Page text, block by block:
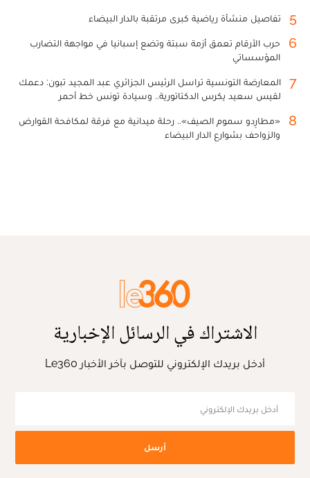
5 تفاصيل منشأة رياضية كبرى مرتقبة بالدار البيضاء
6
حرب الأرقام تعمق أزمة سبتة وتضع إسبانيا في مواجهة التضارب
المؤسساتي
7
المعارضة التونسية تراسل الرئيس الجزائري عبد المجيد تبون: دعمك
لقيس سعيد يكرس الدكتاتورية.. وسيادة تونس خط أحمر
8
«مطارِدو سموم الصيف».. رحلة ميدانية مع فرقة لمكافحة القوارض
والزواحف بشوارع الدار البيضاء
الاشتراك في الرسائل الإخبارية
أدخل بريدك الإلكتروني للتوصل بآخر الأخبار Le360
أرسل